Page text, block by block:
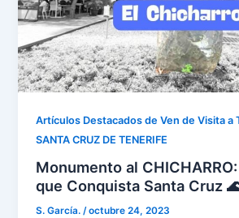
Artículos Destacados de Ven de Visita a
SANTA CRUZ DE TENERIFE
Monumento al
que Conquista Santa Cruz
S. García./octubre 24, 2023